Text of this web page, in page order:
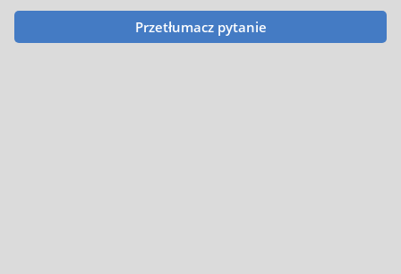
Przetłumacz pytanie